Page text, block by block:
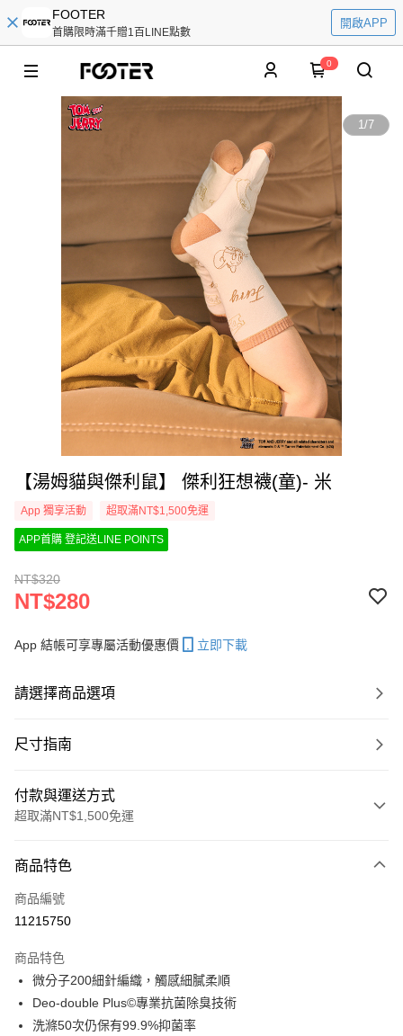
FOOTER
首購限時滿千贈1百LINE點數
開啟APP
0
1/7
【湯姆貓與傑利鼠】 傑利狂想襪(童)- 米
App 獨享活動 超取滿NT$1,500免運
APP首購 登記送LINE POINTS
NT$320
NT$280
App 結帳可享專屬活動優惠價 立即下載
請選擇商品選項
尺寸指南
付款與運送方式
超取滿NT$1,500免運
信用卡一次付款
超商取貨付款
Apple Pay
ATM付款
商品特色
商品編號
11215750
商品特色
微分子200細針編織，觸感細膩柔順
Deo-double Plus©專業抗菌除臭技術
洗滌50次仍保有99.9%抑菌率